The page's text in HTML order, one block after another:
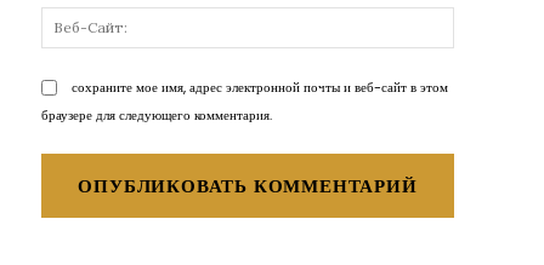
Сайт:
сохраните мое имя, адрес электронной почты и веб-сайт в этом
браузере для следующего комментария.